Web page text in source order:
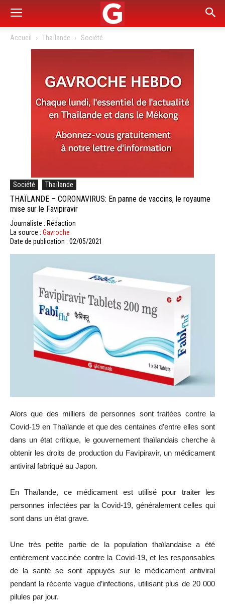
Accueil Thaïlande Société
Société Thaïlande
THAÏLANDE – CORONAVIRUS: En panne de vaccins, le royaume
mise sur le Favipiravir
Journaliste : Rédaction
La source : Gavroche
Date de publication : 02/05/2021
Alors que des milliers de personnes sont traitées contre la
Covid-19 en Thaïlande et que des centaines d’entre elles sont
dans un état critique, le gouvernement thaïlandais cherche à
obtenir les droits de production du Favipiravir, un médicament
antiviral fabriqué au Japon.
En Thaïlande, ce médicament est utilisé pour traiter les
personnes infectées par la Covid-19, généralement celles qui
sont dans un état grave.
Une très petite partie de la population thaïlandaise a été
entièrement vaccinée contre la Covid-19, et les responsables
de la santé se sont appuyés sur le médicament antiviral
pendant la récente vague d’infections, utilisant plus de 20 000
pilules par jour.